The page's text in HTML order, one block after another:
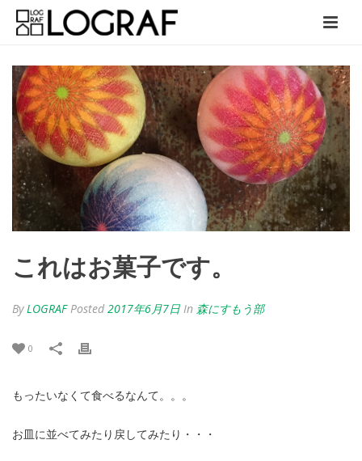
これはお菓子です。
ByLOGRAF Posted 2017年6月7日 In 森にすもう部
0
もったいなくて食べるなんて。。。
お皿に並べてみたり戻してみたり・・・